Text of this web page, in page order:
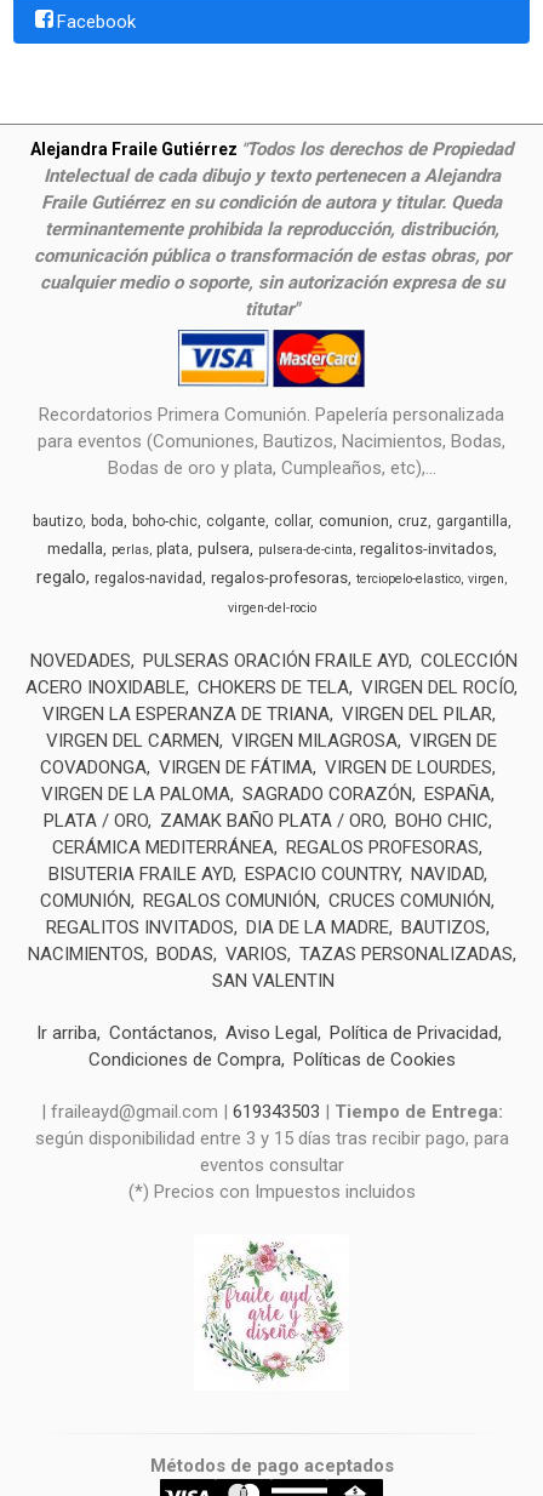
Facebook
Alejandra Fraile Gutiérrez "Todos los derechos de Propiedad
Intelectual de cada dibujo y texto pertenecen a Alejandra
Fraile Gutiérrez en su condición de autora y titular. Queda
terminantemente prohibida la reproducción, distribución,
comunicación pública o transformación de estas obras, por
cualquier medio o soporte, sin autorización expresa de su
titutar"
Recordatorios Primera Comunión. Papelería personalizada
para eventos (Comuniones, Bautizos, Nacimientos, Bodas,
Bodas de oro y plata, Cumpleaños, etc),...
bautizo boda boho-chic colgante collar comunion cruz gargantilla
medalla perlas plata pulsera pulsera-de-cinta regalitos-invitados
regalo regalos-navidad regalos-profesoras terciopelo-elastico virgen
virgen-del-rocio
NOVEDADES PULSERAS ORACIÓN FRAILE AYD COLECCIÓN
ACERO INOXIDABLE CHOKERS DE TELA VIRGEN DEL ROCÍO
VIRGEN LA ESPERANZA DE TRIANA VIRGEN DEL PILAR
VIRGEN DEL CARMEN
VIRGEN MILAGROSA VIRGEN DE
COVADONGA VIRGEN DE FÁTIMA VIRGEN DE LOURDES
VIRGEN DE LA PALOMA SAGRADO CORAZÓN
ESPAÑA
PLATA / ORO
ZAMAK BAÑO PLATA / ORO BOHO CHIC
CERÁMICA MEDITERRÁNEA REGALOS PROFESORAS
BISUTERIA FRAILE AYD ESPACIO COUNTRY NAVIDAD
COMUNIÓN
REGALOS COMUNIÓN
CRUCES COMUNIÓN
REGALITOS INVITADOS
DIA DE LA MADRE BAUTIZOS
NACIMIENTOS
BODAS VARIOS
TAZAS PERSONALIZADAS
SAN VALENTIN
Ir arriba Contáctanos Aviso Legal
Política de Privacidad
Condiciones de Compra Políticas de Cookies
| fraileayd@gmail.com | 619343503 | Tiempo de Entrega:
según disponibilidad entre 3 y 15 días tras recibir pago, para
eventos consultar
(*) Precios con Impuestos incluidos
Métodos de pago aceptados